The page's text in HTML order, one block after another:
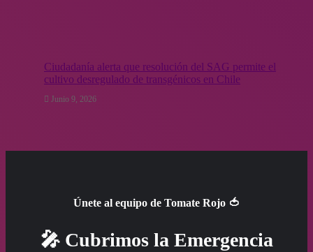
Ciudadanía alerta que resolución del SAG permite el
cultivo desregulado de transgénicos en Chile
Junio 9, 2026
Únete al equipo de Tomate Rojo 🍅
🎤 Cubrimos la Emergencia